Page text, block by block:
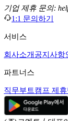
기업 제휴 문의:
1:1 문의하기
서비스
회사소개 공지사항
파트너스
직무부트캠프 제휴